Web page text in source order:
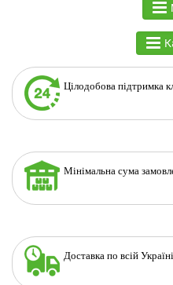
Цілодобова
Мінімальна сума
Доставка по всій